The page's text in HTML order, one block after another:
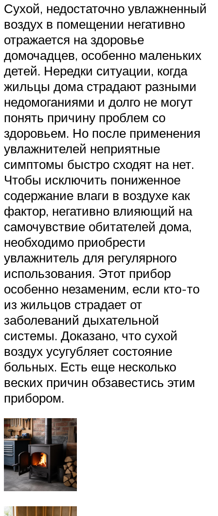
Сухой, недостаточно увлажненный
воздух в помещении негативно
отражается на здоровье
домочадцев, особенно маленьких
детей. Нередки ситуации, когда
жильцы дома страдают разными
недомоганиями и долго не могут
понять причину проблем со
здоровьем. Но после применения
увлажнителей неприятные
симптомы быстро сходят на нет.
Чтобы исключить пониженное
содержание влаги в воздухе как
фактор, негативно влияющий на
самочувствие обитателей дома,
необходимо приобрести
увлажнитель для регулярного
использования. Этот прибор
особенно незаменим, если кто-то
из жильцов страдает от
заболеваний дыхательной
системы. Доказано, что сухой
воздух усугубляет состояние
больных. Есть еще несколько
веских причин обзавестись этим
прибором.